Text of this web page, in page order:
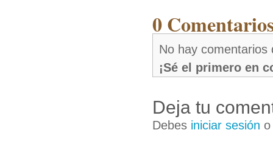
0
No hay comentarios
¡Sé el primero en
Deja tu
Debes iniciar sesión